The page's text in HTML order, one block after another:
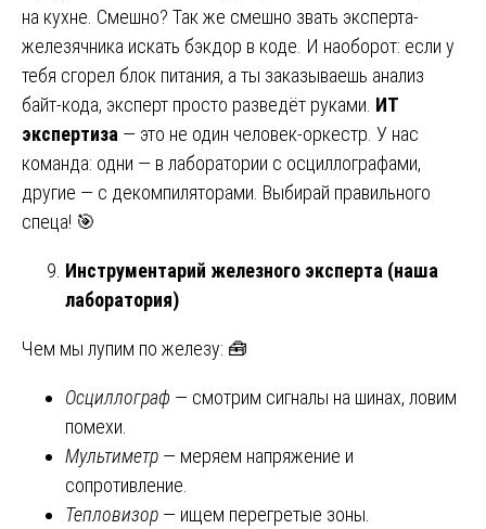
на кухне. Смешно? Так же смешно звать эксперта-
железячника искать бэкдор в коде. И наоборот: если у
тебя сгорел блок питания, а ты заказываешь анализ
байт-кода, эксперт просто разведёт руками. ИТ
экспертиза — это не один человек-оркестр. У нас
команда: одни — в лаборатории с осциллографами,
другие — с декомпиляторами. Выбирай правильного
спеца! 🎯
Инструментарий железного эксперта (наша
лаборатория)
Чем мы лупим по железу: 🧰
Осциллограф — смотрим сигналы на шинах, ловим
помехи.
Мультиметр — меряем напряжение и
сопротивление.
Тепловизор — ищем перегретые зоны.